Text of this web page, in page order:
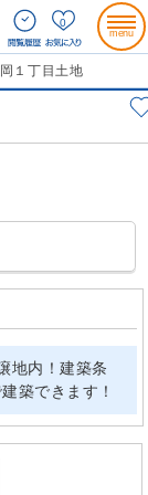
0
１丁目土地
地内！建築条
築できます！